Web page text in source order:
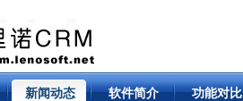
新闻动态 软件简介 功能对比